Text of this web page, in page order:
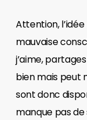
Attention,
mauvaise
j’aime,
bien mais peut
sont donc
manque pas